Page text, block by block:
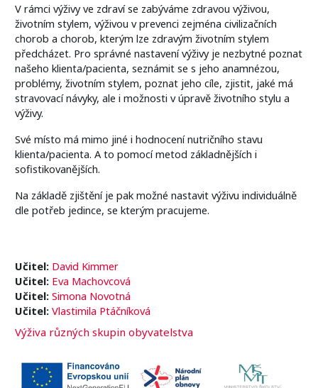
V rámci výživy ve zdraví se zabýváme zdravou výživou,
životním stylem, výživou v prevenci zejména civilizačních
chorob a chorob, kterým lze zdravým životním stylem
předcházet. Pro správné nastavení výživy je nezbytné poznat
našeho klienta/pacienta, seznámit se s jeho anamnézou,
problémy, životním stylem, poznat jeho cíle, zjistit, jaké má
stravovací návyky, ale i možnosti v úpravě životního stylu a
výživy.
Své místo má mimo jiné i hodnocení nutričního stavu
klienta/pacienta. A to pomocí metod základnějších i
sofistikovanějších.
Na základě zjištění je pak možné nastavit výživu individuálně
dle potřeb jedince, se kterým pracujeme.
Učitel: David Kimmer
Učitel: Eva Machovcová
Učitel: Simona Novotná
Učitel: Vlastimila Ptáčníková
Výživa různých skupin obyvatelstva